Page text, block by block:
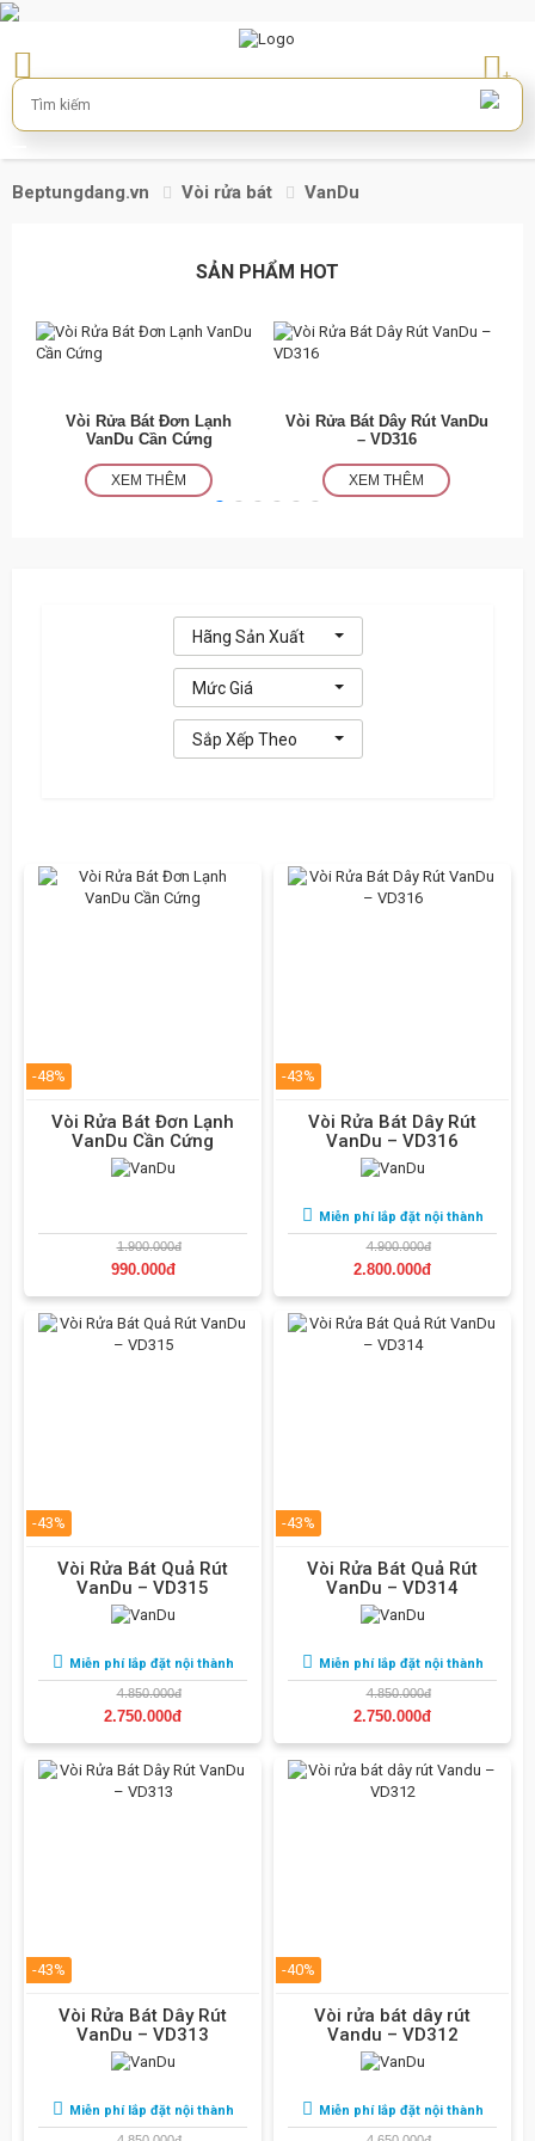
+
Beptungdang.vn Vòi rửa bát VanDu
SẢN PHẨM HOT
Vòi Rửa Bát Đơn Lạnh
VanDu Cần Cứng
XEM THÊM
Vòi Rửa Bát Dây Rút VanDu
– VD316
XEM THÊM
Hãng Sản Xuất
Mức Giá
Sắp Xếp Theo
-48%
Vòi Rửa Bát Đơn Lạnh
VanDu Cần Cứng
1.900.000đ
990.000đ
-43%
Vòi Rửa Bát Dây Rút
VanDu – VD316
Miễn phí lắp đặt nội thành
4.900.000đ
2.800.000đ
-43%
Vòi Rửa Bát Quả Rút
VanDu – VD315
Miễn phí lắp đặt nội thành
4.850.000đ
2.750.000đ
-43%
Vòi Rửa Bát Quả Rút
VanDu – VD314
Miễn phí lắp đặt nội thành
4.850.000đ
2.750.000đ
-43%
Vòi Rửa Bát Dây Rút
VanDu – VD313
Miễn phí lắp đặt nội thành
-40%
Vòi rửa bát dây rút
Vandu – VD312
Miễn phí lắp đặt nội thành